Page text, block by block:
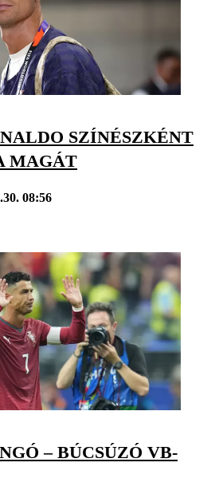
SZÍNÉSZKÉNT
MAGÁT
08:56
– BÚCSÚZÓ VB-